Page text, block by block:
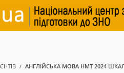
АНГЛІЙСЬКА МОВА НМТ 2024